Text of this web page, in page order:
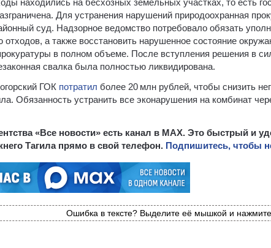
Для устранения нарушений природоохранная
суд. Надзорное ведомство потребовало обязать
отходов, а также восстановить нарушенное состояние
в полном объеме. После вступления решения в
свалка была полностью ликвидирована.
ГОК потратил более 20 млн рублей, чтобы снизить
Обязанность устранить все эконарушения на комбинат
«Все новости» есть канал в MAX. Это быстрый и
Тагила прямо в свой телефон. Подпишитесь, чтобы
Ошибка в тексте? Выделите её мышкой и